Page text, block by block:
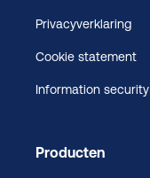
Privacyverklaring
Cookie statement
Information security
Producten